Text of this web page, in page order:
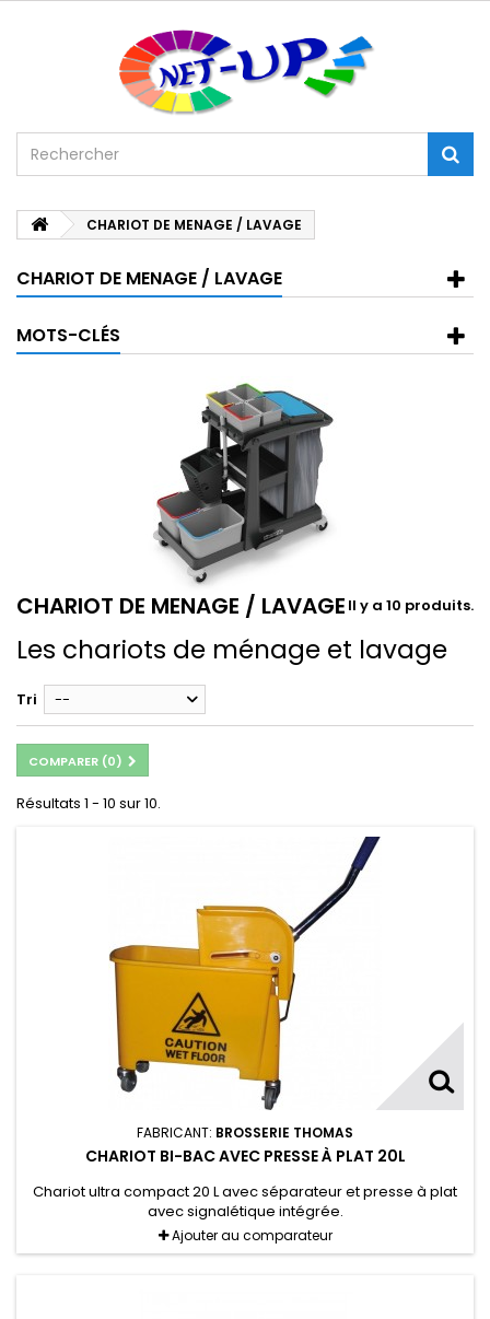
CHARIOT DE MENAGE / LAVAGE
CHARIOT DE MENAGE / LAVAGE
MOTS-CLÉS
CHARIOT DE MENAGE / LAVAGE Il y a 10 produits.
Les chariots de ménage et lavage
Tri --
COMPARER (0)
Résultats 1 - 10 sur 10.
FABRICANT: BROSSERIE THOMAS
CHARIOT BI-BAC AVEC PRESSE À PLAT 20L
Chariot ultra compact 20 L avec séparateur et presse à plat
avec signalétique intégrée.
Ajouter au comparateur